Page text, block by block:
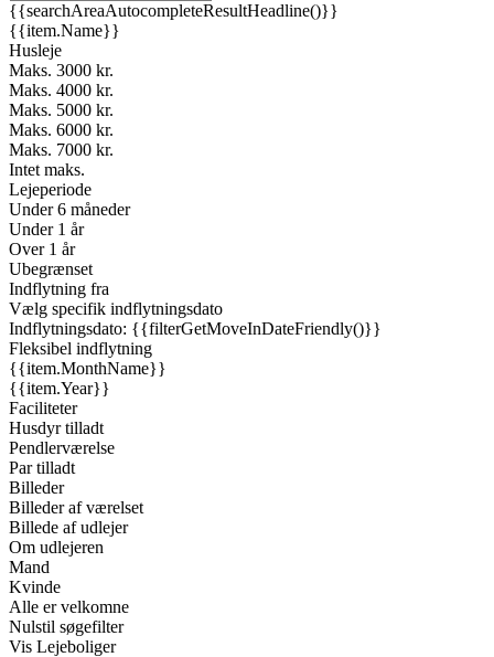
{{searchAreaAutocompleteResultHeadline()}}
{{item.Name}}
Husleje
Maks. 3000 kr.
Maks. 4000 kr.
Maks. 5000 kr.
Maks. 6000 kr.
Maks. 7000 kr.
Intet maks.
Lejeperiode
Under 6 måneder
Under 1 år
Over 1 år
Ubegrænset
Indflytning fra
Vælg specifik indflytningsdato
Indflytningsdato: {{filterGetMoveInDateFriendly()}}
Fleksibel indflytning
{{item.MonthName}}
{{item.Year}}
Faciliteter
Husdyr tilladt
Pendlerværelse
Par tilladt
Billeder
Billeder af værelset
Billede af udlejer
Om udlejeren
Mand
Kvinde
Alle er velkomne
Nulstil søgefilter
Vis Lejeboliger